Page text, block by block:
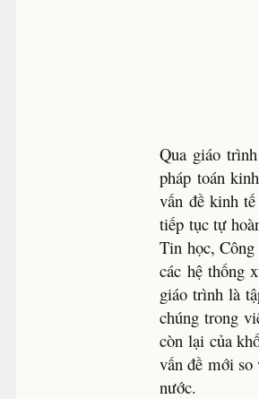
Qua giáo
pháp toán
vấn đề kinh
tiếp tục tự
Tin học, Công
các hệ thống
giáo trình là
chúng trong
còn lại của
vấn đề mới so
nước.